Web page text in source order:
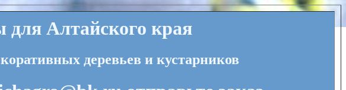
Алтайского края
деревьев и кустарников